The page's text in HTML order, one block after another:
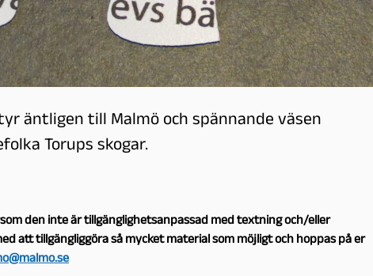
äntligen till Malmö och spännande väsen
Torups skogar.
den inte är tillgänglighetsanpassad med textning och/eller
att tillgängliggöra så mycket material som möjligt och hoppas på er